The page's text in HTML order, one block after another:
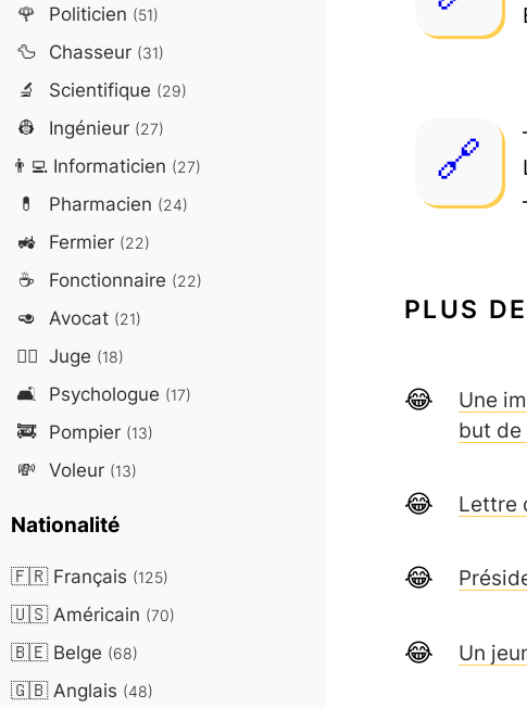
PLUS
Une
but
Lettre
Un
🌹 Politicien (51)
🦆 Chasseur (31)
🔬 Scientifique (29)
👷 Ingénieur (27)
👨‍💻Informaticien (27)
💊 Pharmacien (24)
🚜 Fermier (22)
☕ Fonctionnaire (22)
🥑 Avocat (21)
👨‍⚖️ Juge (18)
🛋️ Psychologue (17)
🚒 Pompier (13)
💸 Voleur (13)
Nationalité
🇫🇷Français (125)
🇺🇸Américain (70)
🇧🇪Belge (68)
🇬🇧Anglais (48)